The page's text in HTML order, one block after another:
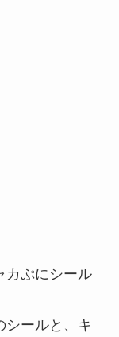
カぷにシール
シールと、キ